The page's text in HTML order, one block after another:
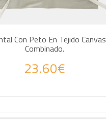
Con Peto En Tejido Canvas
Combinado.
23.60€